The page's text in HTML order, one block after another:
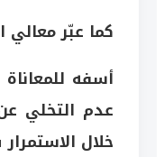
كما عبّر معالي
أسفه
عدم التخلي
خلال